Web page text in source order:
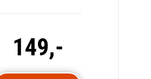
149,-